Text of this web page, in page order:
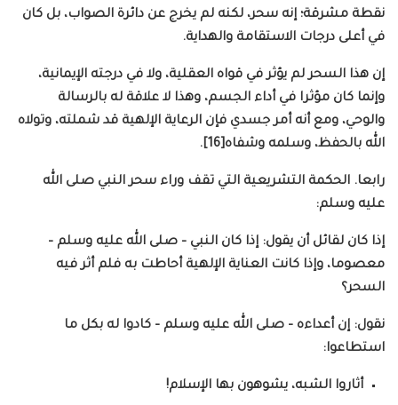
نقطة مشرقة؛ إنه سحر، لكنه لم يخرج عن دائرة الصواب، بل كان
في أعلى درجات الاستقامة والهداية.
إن هذا السحر لم يؤثر في قواه العقلية، ولا في درجته الإيمانية،
وإنما كان مؤثرا في أداء الجسم، وهذا لا علاقة له بالرسالة
والوحي، ومع أنه أمر جسدي فإن الرعاية الإلهية قد شملته، وتولاه
الله بالحفظ، وسلمه وشفاه[16].
رابعا. الحكمة التشريعية التي تقف وراء سحر النبي صلى الله
عليه وسلم:
إذا كان لقائل أن يقول: إذا كان النبي – صلى الله عليه وسلم –
معصوما، وإذا كانت العناية الإلهية أحاطت به فلم أثر فيه
السحر؟
نقول: إن أعداءه – صلى الله عليه وسلم – كادوا له بكل ما
استطاعوا:
أثاروا الشبه، يشوهون بها الإسلام!